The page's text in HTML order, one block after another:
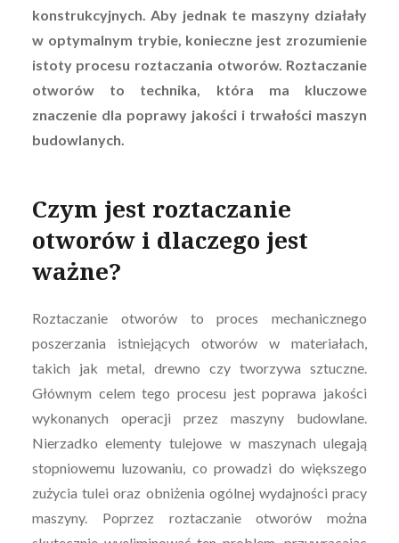
konstrukcyjnych. Aby jednak te maszyny działały
w optymalnym trybie, konieczne jest zrozumienie
istoty procesu roztaczania otworów. Roztaczanie
otworów to technika, która ma kluczowe
znaczenie dla poprawy jakości i trwałości maszyn
budowlanych.
Czym jest roztaczanie
otworów i dlaczego jest
ważne?
Roztaczanie otworów to proces mechanicznego
poszerzania istniejących otworów w materiałach,
takich jak metal, drewno czy tworzywa sztuczne.
Głównym celem tego procesu jest poprawa jakości
wykonanych operacji przez maszyny budowlane.
Nierzadko elementy tulejowe w maszynach ulegają
stopniowemu luzowaniu, co prowadzi do większego
zużycia tulei oraz obniżenia ogólnej wydajności pracy
maszyny. Poprzez roztaczanie otworów można